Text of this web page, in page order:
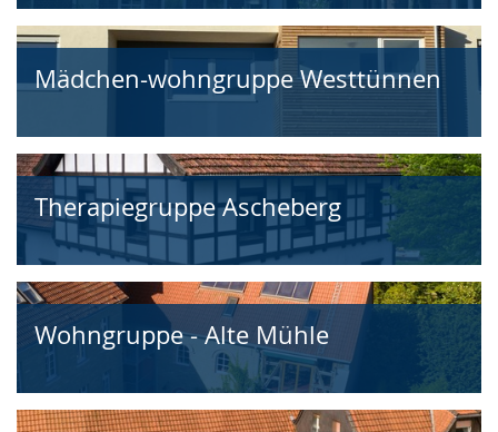
Mädchen-wohngruppe Westtünnen
Therapiegruppe Ascheberg
Wohngruppe - Alte Mühle